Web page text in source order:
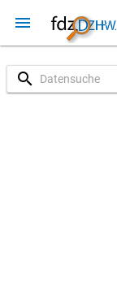
menu
search